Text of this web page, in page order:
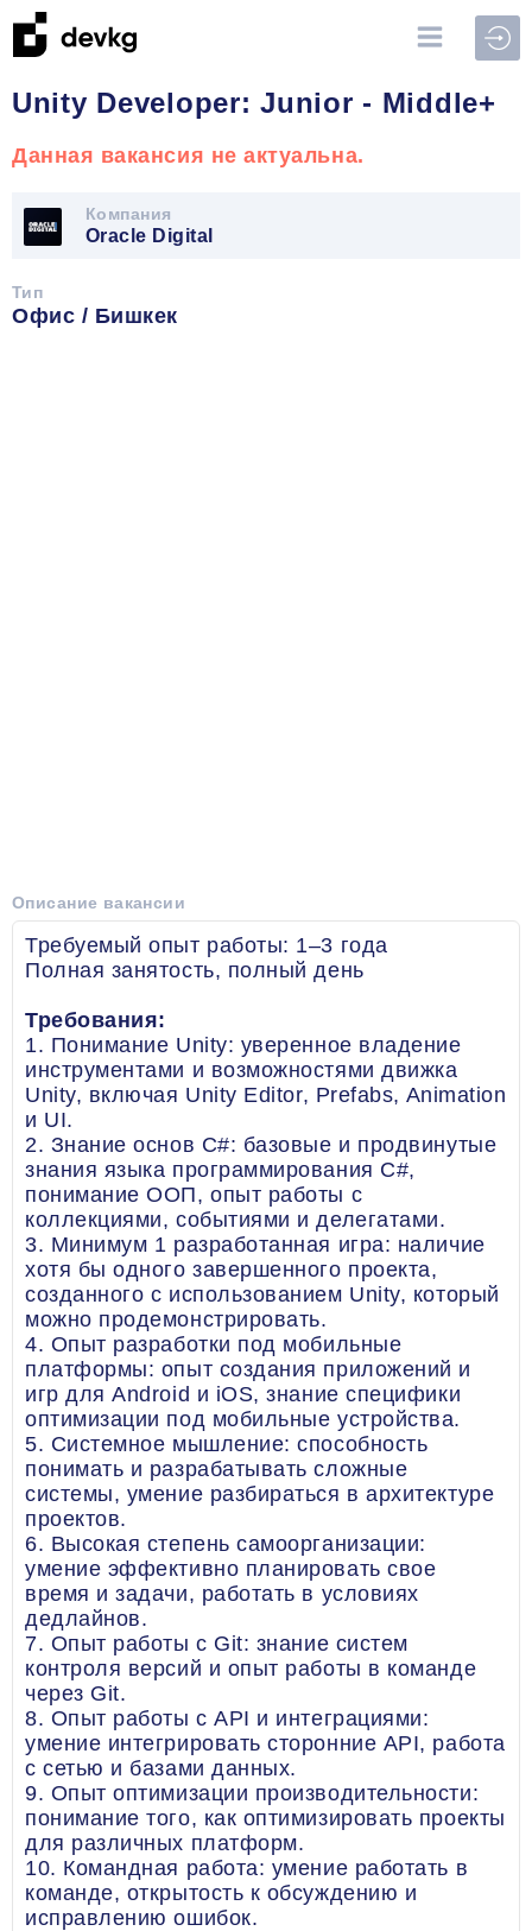
Unity Developer: Junior - Middle+
Данная вакансия не актуальна.
Компания
Oracle Digital
Тип
Офис / Бишкек
Описание вакансии
Требуемый опыт работы: 1–3 года
Полная занятость, полный день
Требования:
1. Понимание Unity: уверенное владение
инструментами и возможностями движка
Unity, включая Unity Editor, Prefabs, Animation
и UI.
2. Знание основ C#: базовые и продвинутые
знания языка программирования C#,
понимание ООП, опыт работы с
коллекциями, событиями и делегатами.
3. Минимум 1 разработанная игра: наличие
хотя бы одного завершенного проекта,
созданного с использованием Unity, который
можно продемонстрировать.
4. Опыт разработки под мобильные
платформы: опыт создания приложений и
игр для Android и iOS, знание специфики
оптимизации под мобильные устройства.
5. Системное мышление: способность
понимать и разрабатывать сложные
системы, умение разбираться в архитектуре
проектов.
6. Высокая степень самоорганизации:
умение эффективно планировать свое
время и задачи, работать в условиях
дедлайнов.
7. Опыт работы с Git: знание систем
контроля версий и опыт работы в команде
через Git.
8. Опыт работы с API и интеграциями:
умение интегрировать сторонние API, работа
с сетью и базами данных.
9. Опыт оптимизации производительности:
понимание того, как оптимизировать проекты
для различных платформ.
10. Командная работа: умение работать в
команде, открытость к обсуждению и
исправлению ошибок.